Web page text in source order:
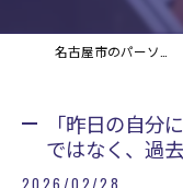
「昨日の自分
ではなく、過